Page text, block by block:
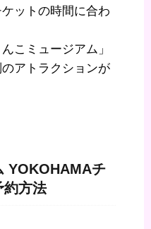
ットの時間に合わ
こミュージアム」
アトラクションが
YOKOHAMAチ
約方法